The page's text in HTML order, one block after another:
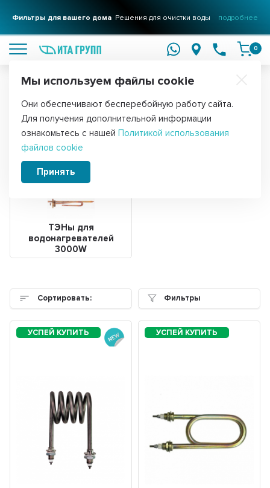
Фильтры для вашего дома Решения для очистки воды подробнее
0
Главная ТЭНы
ТЭНы 3 кВт
ТЭНы для
водонагревателей
3000W
Сортировать: Фильтры
Мы используем файлы cookie
Они обеспечивают бесперебойную работу сайта.
Для получения дополнительной информации
ознакомьтесь с нашей Политикой использования
файлов cookie
Принять